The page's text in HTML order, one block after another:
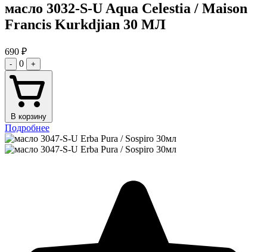
масло 3032-S-U Aqua Celestia / Maison
Francis Kurkdjian 30 МЛ
690 ₽
- 0 +
В корзину
Подробнее